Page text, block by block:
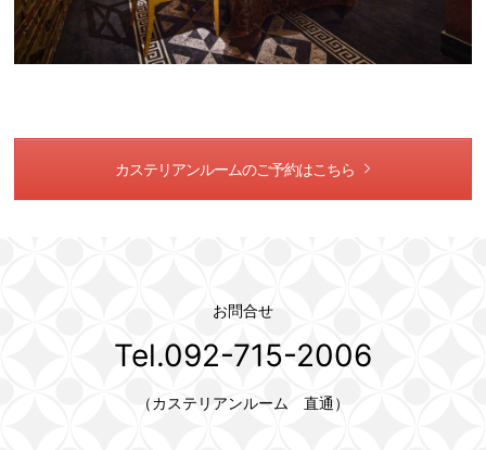
カステリアンルームのご予約はこちら
お問合せ
Tel.092-715-2006
（カステリアンルーム 直通）